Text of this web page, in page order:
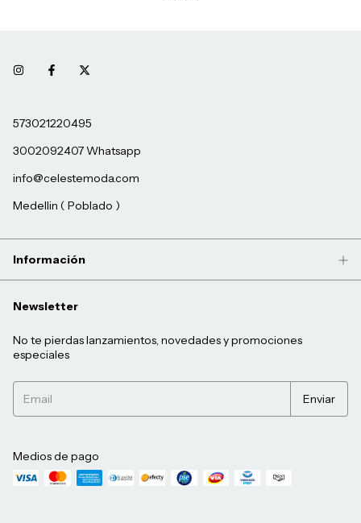
573021220495
3002092407 Whatsapp
info@celestemoda.com
Medellin ( Poblado )
Información
Newsletter
No te pierdas lanzamientos, novedades y promociones
especiales
Medios de pago